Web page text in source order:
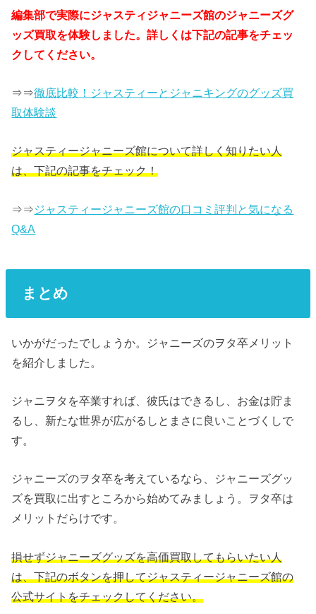
編集部で実際にジャスティジャニーズ館のジャニーズグ
ッズ買取を体験しました。詳しくは下記の記事をチェッ
クしてください。
⇒⇒徹底比較！ジャスティーとジャニキングのグッズ買
取体験談
ジャスティージャニーズ館について詳しく知りたい人
は、下記の記事をチェック！
⇒⇒ジャスティージャニーズ館の口コミ評判と気になる
Q&A
まとめ
いかがだったでしょうか。ジャニーズのヲタ卒メリット
を紹介しました。
ジャニヲタを卒業すれば、彼氏はできるし、お金は貯ま
るし、新たな世界が広がるしとまさに良いことづくしで
す。
ジャニーズのヲタ卒を考えているなら、ジャニーズグッ
ズを買取に出すところから始めてみましょう。ヲタ卒は
メリットだらけです。
損せずジャニーズグッズを高価買取してもらいたい人
は、下記のボタンを押してジャスティージャニーズ館の
公式サイトをチェックしてください。